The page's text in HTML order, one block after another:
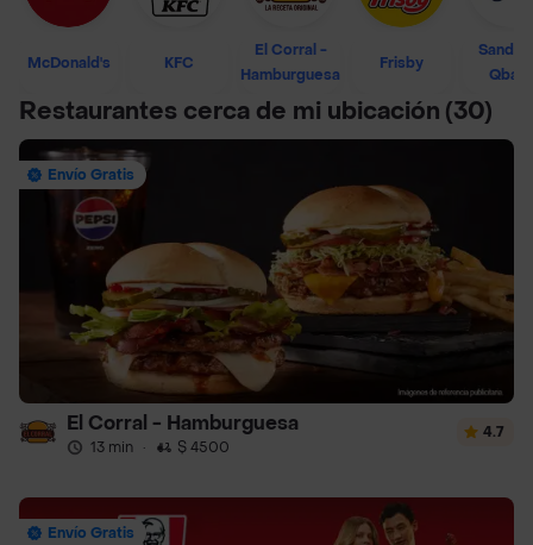
McDonald's KFC
El Corral -
Hamburguesa
Frisby
Restaurantes cerca de mi ubicación (30)
Envío Gratis
El Corral - Hamburguesa
13 min · $ 4500
4.7
Envío Gratis